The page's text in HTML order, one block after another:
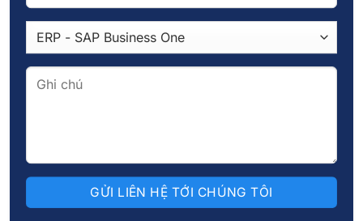
định nhanh chóng và chính xác.
Giảm sai sót: Hạch toán tự động và kiểm soát
nhiều tầng giúp hạn chế lỗi nhập liệu.
Minh bạch tài chính: Dữ liệu trung thực, đáng
đổi trong môi trường kinh doanh.
Chuyển đổi từ kế toán truyền thống sang ERP là